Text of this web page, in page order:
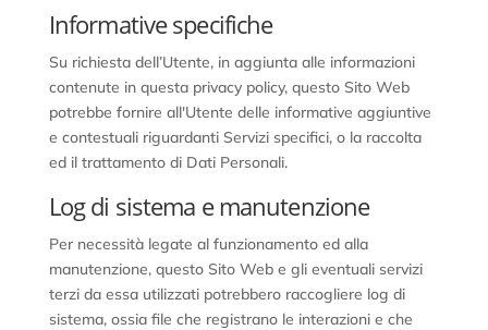
Informative specifiche
Su richiesta dell’Utente, in aggiunta alle informazioni
contenute in questa privacy policy, questo Sito Web
potrebbe fornire all'Utente delle informative aggiuntive
e contestuali riguardanti Servizi specifici, o la raccolta
ed il trattamento di Dati Personali.
Log di sistema e manutenzione
Per necessità legate al funzionamento ed alla
manutenzione, questo Sito Web e gli eventuali servizi
terzi da essa utilizzati potrebbero raccogliere log di
sistema, ossia file che registrano le interazioni e che